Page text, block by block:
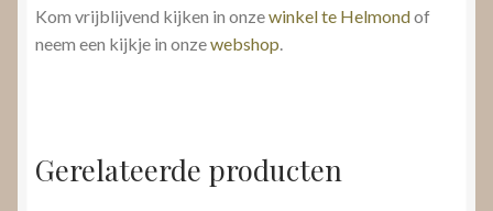
Kom vrijblijvend kijken in onzewinkel te Helmondof
neem een kijkje in onzewebshop
Gerelateerde producten